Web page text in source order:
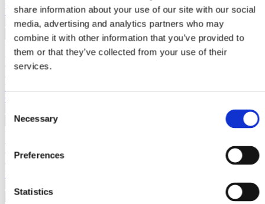
share information about your use of our site with our social
media, advertising and analytics partners who may
combine it with other information that you’ve provided to
them or that they’ve collected from your use of their
services.
Consent
Selection
Necessary
Preferences
Statistics
Sudura cu electrod tip inverter (MMA)
Sudura cu electrod si adaos (TIG), tip
Accesorii Sudura cu electrod tip inverter
WT) ROKAMAT Ø 350
-
Contactează-ne
Cod RK2048800
Burete tip inel, structura hidro pt Nautilo (PFM WT) ROKAMAT
Ø350 mm
-
Contactează-ne
Cod BT3000060
Discuri smirghel pentru SP3000-SP3001 BISONTE granulatie 60